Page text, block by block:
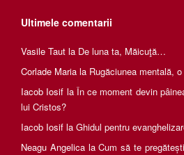
Ultimele comentarii
Vasile Taut la De luna ta, Măicuţă…
Corlade Maria la Rugăciunea mentală,
Iacob Iosif la În ce moment devin
lui Cristos?
Iacob Iosif la Ghidul pentru
Neagu AngelicalaCum să te